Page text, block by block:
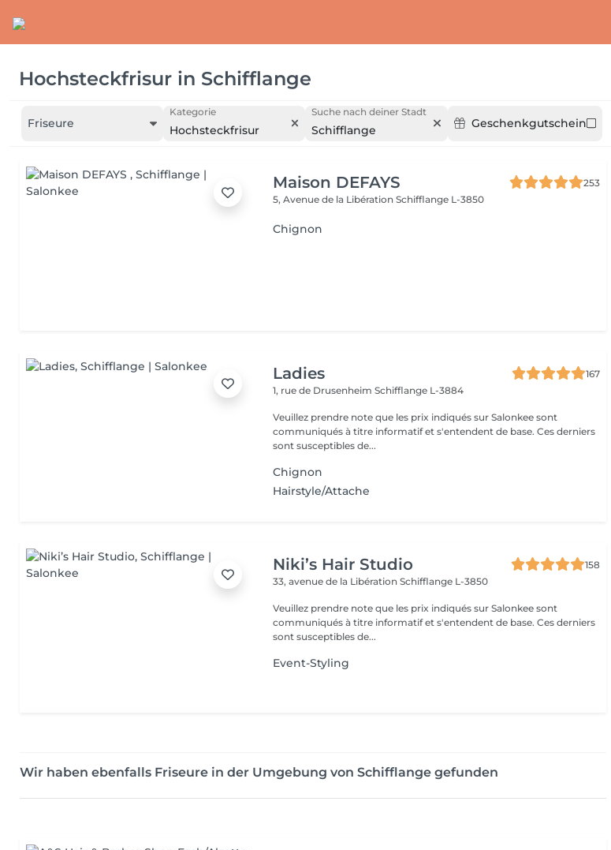
Hochsteckfrisur in Schifflange
Friseure
Kategorie
Hochsteckfrisur
Suche nach deiner Stadt
Schifflange Geschenkgutschein
Maison DEFAYS
253
5, Avenue de la LibérationSchifflange L-3850
Chignon
Ladies
167
1, rue de DrusenheimSchifflange L-3884
Veuillez prendre note que les prix indiqués sur Salonkee sont
communiqués à titre informatif et s'entendent de base. Ces derniers
sont susceptibles de...
Chignon
Hairstyle/Attache
Niki’s Hair Studio
158
33, avenue de la LibérationSchifflange L-3850
Veuillez prendre note que les prix indiqués sur Salonkee sont
communiqués à titre informatif et s'entendent de base. Ces derniers
sont susceptibles de...
Event-Styling
Wir haben ebenfalls Friseure in der Umgebung von Schifflange gefunden